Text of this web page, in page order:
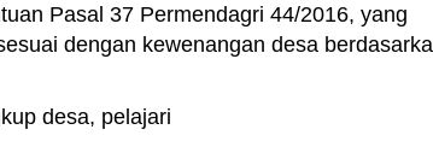
Pasal 37 Permendagri 44/2016, yang
dengan kewenangan desa
desa, pelajari